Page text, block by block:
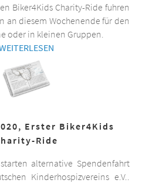
Biker4Kids Charity-Ride fuhren
an diesem Wochenende für den
oder in kleinen Gruppen.
Erster Biker4Kids
Ride
alternative Spendenfahrt
Kinderhospizvereins e.V..